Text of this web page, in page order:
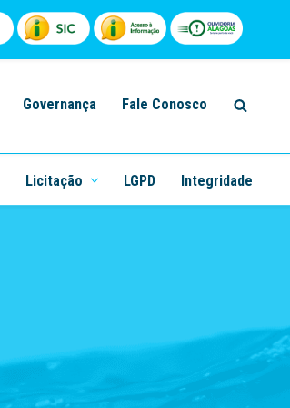
Governança Fale Conosco
Licitação LGPD Integridade